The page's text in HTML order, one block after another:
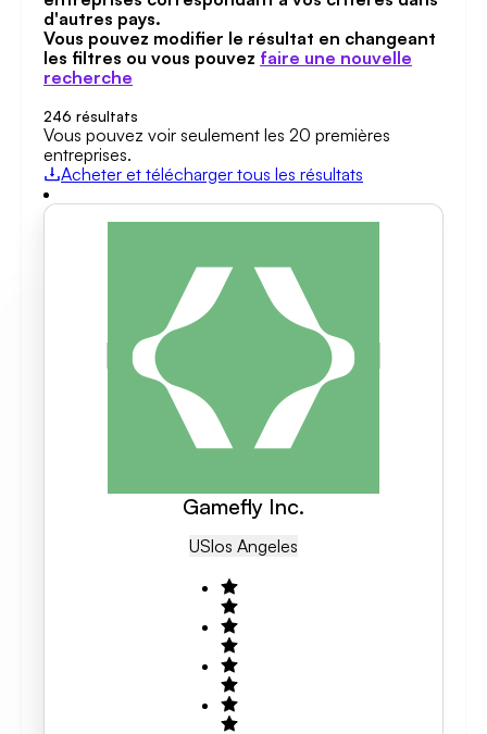
d'autres pays.
Vous pouvez modifier le résultat en changeant
les filtres ou vous pouvez faire une nouvelle
recherche
246 résultats
Vous pouvez voir seulement les 20 premières
entreprises.
Acheter et télécharger tous les résultats
Gamefly Inc.
USLos Angeles